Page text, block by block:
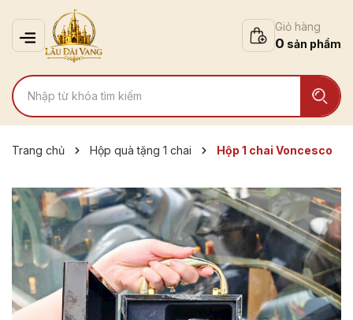
Giỏ hàng
0
Trang chủ Hộp quà tặng 1 chai Hộp 1 chai Voncesco